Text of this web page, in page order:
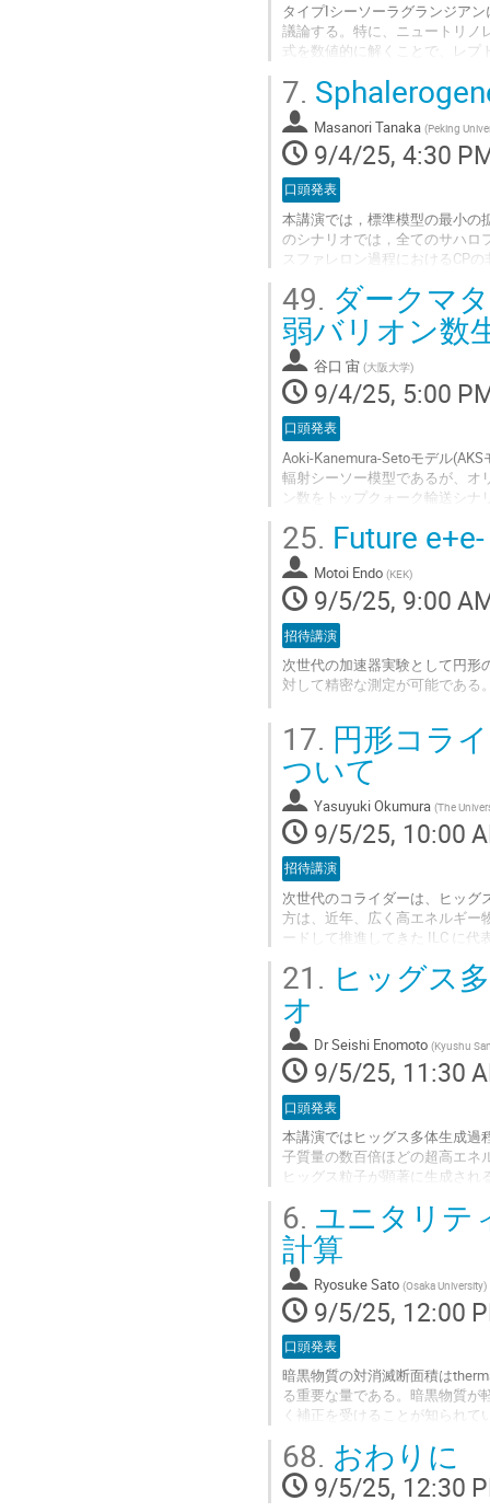
タイプIシーソーラグランジア
議論する。特に、ニュートリノ
式を数値的に解くことで、レプ
て示す。さらに、その等高線の
示する。
Go
to
contribution
page
7.
Masanori Tanaka (Peking
9/4/25, 4:30
口頭発表
本講演では，標準模型の最小の
のシナリオでは，全てのサハロ
スファレロン過程におけるCP
の内容は以下の論文に基づく
Go
to
contribution
page
49. ダークマ
弱バリオン数
谷口 宙 (大阪大学)
9/4/25, 5:00
口頭発表
Aoki-Kanemura-Setoモデル
輻射シーソー模型であるが、オ
ン数をトップクォーク輸送シ
Go
to
contribution
page
25. Future
Motoi Endo (KEK)
9/5/25, 9:00
招待講演
次世代の加速器実験として円形
対して精密な測定が可能である
to
contribution
page
17. 円形コラ
ついて
Yasuyuki Okumura (The
9/5/25, 10:00
招待講演
次世代のコライダーは、ヒッグ
方は、近年、広く高エネルギー
ードして推進してきた ILC に
とくに近年は円形コライダーに
る中で、欧州では FCC-ee を中
とりまとめられた。現在、「
他方、中国における CEPC 計画
Go
to
contribution
page
21. ヒッグス
オ
DrSeishi Enomoto (Kyushu
9/5/25, 11:30
口頭発表
本講演ではヒッグス多体生成過
子質量の数百倍ほどの超高エネ
ヒッグス粒子が顕著に生成さ
100)$ GeVほどとされているの
する。生成されるヒッグスの多
Go
to
contribution
page
6. ユニタリテ
計算
Ryosuke Sato (Osaka University)
9/5/25, 12:00
口頭発表
暗黒物質の対消滅断面積は
る重要な量である。暗黒物質
く補正を受けることが知られ
る。我々の計算方法は、任意
も適用可能である。
68. おわりに
9/5/25, 12:30